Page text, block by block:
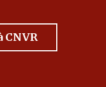
CNVR